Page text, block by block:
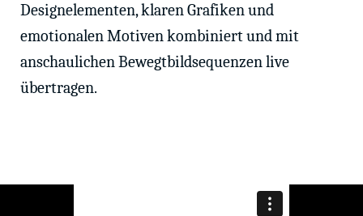
Designelementen, klaren Grafiken und
emotionalen Motiven kombiniert und mit
anschaulichen Bewegtbildsequenzen live
übertragen.